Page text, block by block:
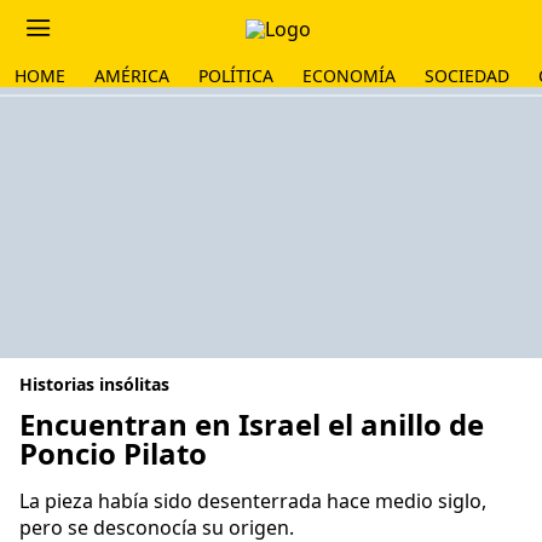
HOME AMÉRICA POLÍTICA ECONOMÍA SOCIEDAD
Historias insólitas
Encuentran en Israel el anillo de
Poncio Pilato
La pieza había sido desenterrada hace medio siglo,
pero se desconocía su origen.